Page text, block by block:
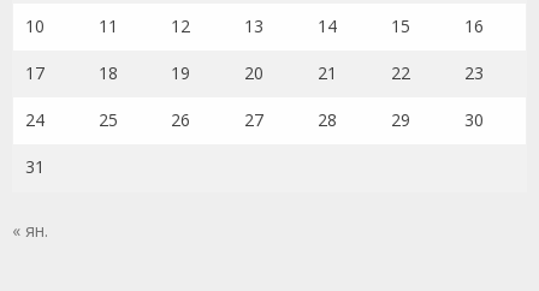
10 11 12 13 14 15 16
17 18 19 20 21 22 23
24 25 26 27 28 29 30
31
« ян.